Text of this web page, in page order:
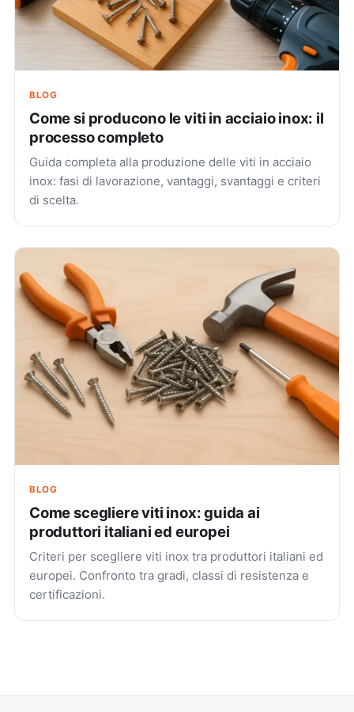
BLOG
Come si producono le viti in acciaio inox: il
processo completo
Guida completa alla produzione delle viti in acciaio
inox: fasi di lavorazione, vantaggi, svantaggi e criteri
di scelta.
BLOG
Come scegliere viti inox: guida ai
produttori italiani ed europei
Criteri per scegliere viti inox tra produttori italiani ed
europei. Confronto tra gradi, classi di resistenza e
certificazioni.